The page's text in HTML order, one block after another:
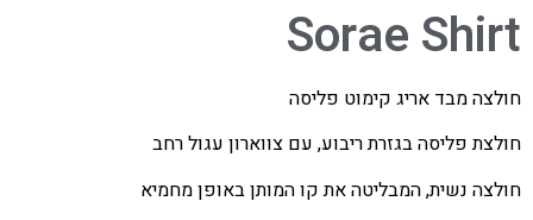
Sorae Shirt
חולצה מבד אריג קימוט פליסה
חולצת פליסה בגזרת ריבוע, עם צווארון עגול רחב
חולצה נשית, המבליטה את קו המותן באופן מחמיא